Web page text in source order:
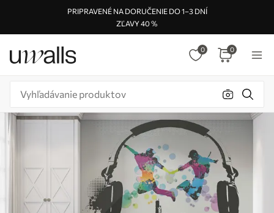
PRIPRAVENÉ NA DORUČENIE DO 1–3 DNÍ
ZĽAVY 40 %
0 0